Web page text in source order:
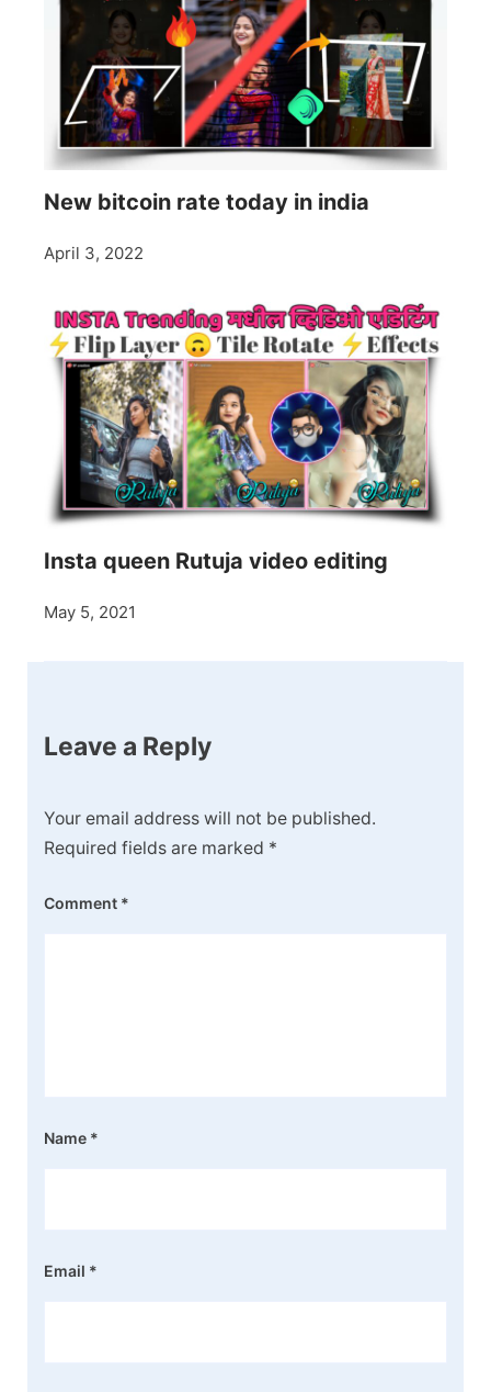
New bitcoin rate today in india
April 3, 2022
Insta queen Rutuja video editing
May 5, 2021
Leave a Reply
Your email address will not be published.
Required fields are marked *
Comment *
Name *
Email *